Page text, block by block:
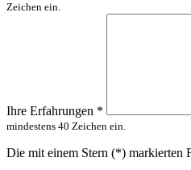
Zeichen ein.
Ihre Erfahrungen *
mindestens 40 Zeichen ein.
Die mit einem Stern (*) markierten